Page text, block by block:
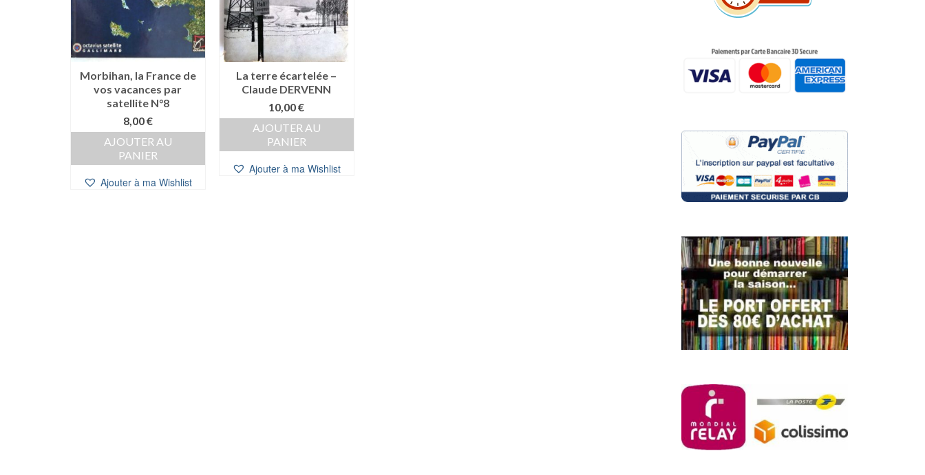
Morbihan, la France de
vos vacances par
satellite N°8
8,00€
AJOUTER AU
PANIER
Ajouter à ma Wishlist
La terre écartelée –
Claude DERVENN
10,00€
AJOUTER AU
PANIER
Ajouter à ma Wishlist